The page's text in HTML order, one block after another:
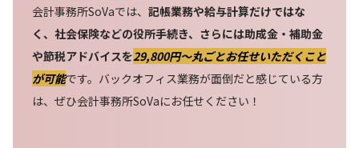
会計事務所SoVaでは、 記帳業務や給与計算だけではな
く、社会保険などの役所手続き、さらには助成金・補助金
や節税アドバイスを29,800円〜丸ごとお任せいただくこと
が可能です。バックオフィス業務が面倒だと感じている方
は、ぜひ会計事務所SoVaにお任せください！